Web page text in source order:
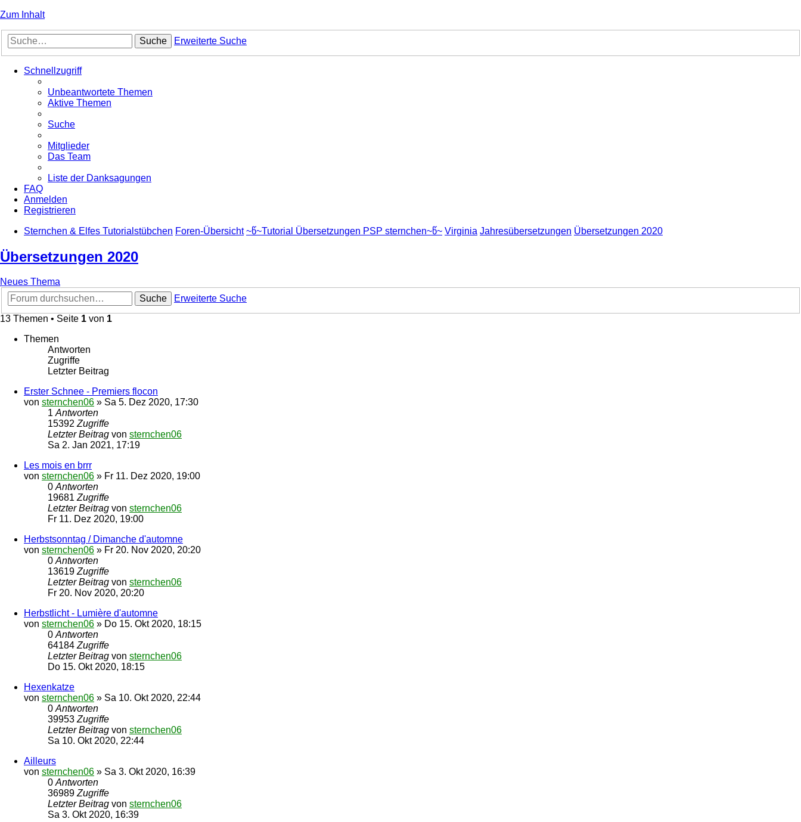
Zum Inhalt
Suche Erweiterte Suche
Schnellzugriff
Unbeantwortete Themen
Aktive Themen
Suche
Mitglieder
Das Team
Liste der Danksagungen
FAQ
Anmelden
Registrieren
Sternchen & Elfes Tutorialstübchen Foren-Übersicht ~წ~Tutorial Übersetzungen PSP sternchen~წ~ Virginia Jahresübersetzungen Übersetzungen 2020
Übersetzungen 2020
Neues Thema
Suche
Erweiterte Suche
13 Themen • Seite 1 von 1
Themen
Antworten
Zugriffe
Letzter Beitrag
Erster Schnee - Premiers flocon
von sternchen06 » Sa 5. Dez 2020, 17:30
1 Antworten
15392 Zugriffe
Letzter Beitrag von sternchen06
Sa 2. Jan 2021, 17:19
Les mois en brrr
von sternchen06 » Fr 11. Dez 2020, 19:00
0 Antworten
19681 Zugriffe
Letzter Beitrag von sternchen06
Fr 11. Dez 2020, 19:00
Herbstsonntag / Dimanche d'automne
von sternchen06 » Fr 20. Nov 2020, 20:20
0 Antworten
13619 Zugriffe
Letzter Beitrag von sternchen06
Fr 20. Nov 2020, 20:20
Herbstlicht - Lumière d'automne
von sternchen06 » Do 15. Okt 2020, 18:15
0 Antworten
64184 Zugriffe
Letzter Beitrag von sternchen06
Do 15. Okt 2020, 18:15
Hexenkatze
von sternchen06 » Sa 10. Okt 2020, 22:44
0 Antworten
39953 Zugriffe
Letzter Beitrag von sternchen06
Sa 10. Okt 2020, 22:44
Ailleurs
von sternchen06 » Sa 3. Okt 2020, 16:39
0 Antworten
36989 Zugriffe
Letzter Beitrag von sternchen06
Sa 3. Okt 2020, 16:39